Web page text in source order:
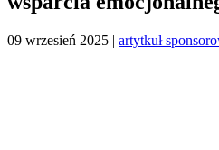
09 wrzesień 2025 | artytkuł